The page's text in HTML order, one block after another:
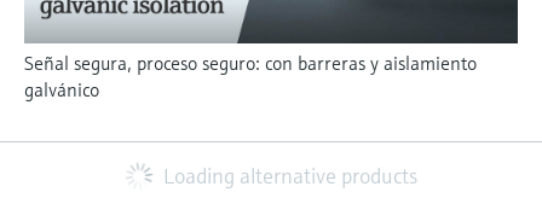
Señal segura, proceso seguro: con barreras y aislamiento
galvánico
Loading alternative products